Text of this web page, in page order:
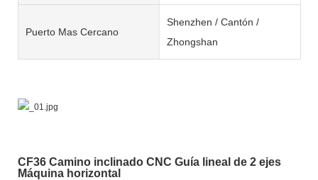
Puerto Mas Cercano
Shenzhen / Cantón /
Zhongshan
CF36 Camino inclinado CNC Guía lineal de 2 ejes
Máquina horizontal